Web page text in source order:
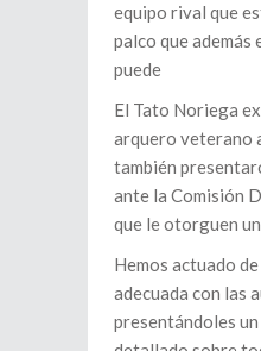
equipo rival que
palco que además
puede
El Tato Noriega
arquero veterano
también
ante la Comisión
que le otorguen
Hemos actuado
adecuada con las
presentándoles